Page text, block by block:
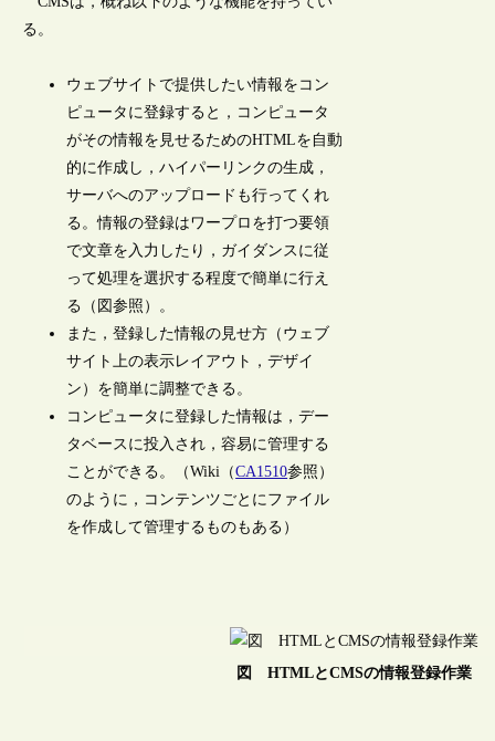
る。
ウェブサイトで提供したい情報をコン
ピュータに登録すると，コンピュータ
がその情報を見せるためのHTMLを自動
的に作成し，ハイパーリンクの生成，
サーバへのアップロードも行ってくれ
る。情報の登録はワープロを打つ要領
で文章を入力したり，ガイダンスに従
って処理を選択する程度で簡単に行え
る（図参照）。
また，登録した情報の見せ方（ウェブ
サイト上の表示レイアウト，デザイ
ン）を簡単に調整できる。
コンピュータに登録した情報は，デー
タベースに投入され，容易に管理する
ことができる。（Wiki（CA1510参照）
のように，コンテンツごとにファイル
を作成して管理するものもある）
図 HTMLとCMSの情報登録作業